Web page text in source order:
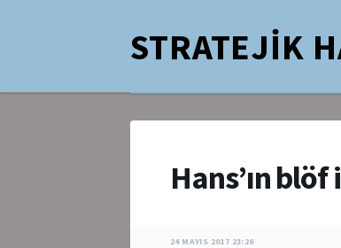
STRATEJİK
Hans’ın
24 MAYIS 2017 23:26